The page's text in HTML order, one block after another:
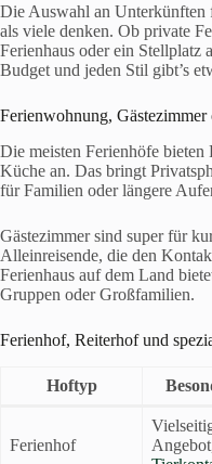
Die Auswahl an Unterkünften
als viele denken. Ob private
Ferienhaus oder ein Stellplatz
Budget und jeden Stil gibt’s
Ferienwohnung,
Die meisten Ferienhöfe
Küche an. Das bringt
für Familien oder längere
Gästezimmer sind super für
Alleinreisende, die den
Ferienhaus auf dem Land
Gruppen oder Großfamilien.
Ferienhof, Reiterhof und
Hoftyp
Ferienhof